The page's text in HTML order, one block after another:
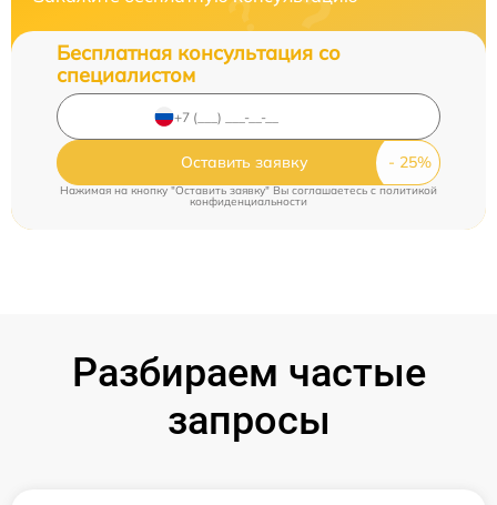
Бесплатная консультация со
специалистом
Оставить заявку
Нажимая на кнопку "Оставить заявку" Вы соглашаетесь c политикой
конфиденциальности
Разбираем частые
запросы